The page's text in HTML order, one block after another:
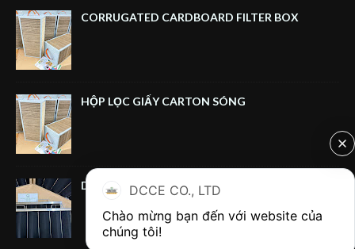
CORRUGATED CARDBOARD FILTER BOX
HỘP LỌC GIẤY CARTON SÓNG
DUAL‑HANDLE CARBON FILTER FRAME
DCCE CO., LTD
Chào mừng bạn đến với website của
chúng tôi!